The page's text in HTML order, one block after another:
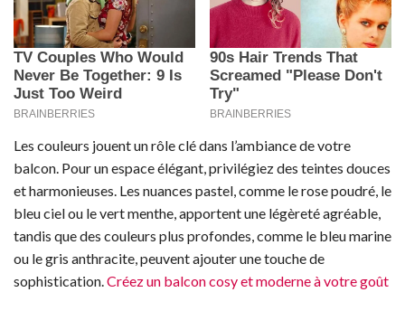
Les couleurs jouent un rôle clé dans l’ambiance de votre
balcon. Pour un espace élégant, privilégiez des teintes douces
et harmonieuses. Les nuances pastel, comme le rose poudré, le
bleu ciel ou le vert menthe, apportent une légèreté agréable,
tandis que des couleurs plus profondes, comme le bleu marine
ou le gris anthracite, peuvent ajouter une touche de
sophistication.Créez un balcon cosy et moderne à votre goût